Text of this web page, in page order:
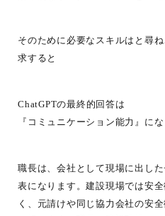
そのために必要なスキルはと尋
求すると
ChatGPTの最終的回答は
『コミュニケーション能力』にな
職長は、会社として現場に出し
表になります。建設現場では安
く、元請けや同じ協力会社の安